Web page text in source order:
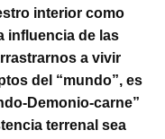
interior como
influencia de las
a vivir
del “mundo”, es
Demonio-carne”
terrenal sea